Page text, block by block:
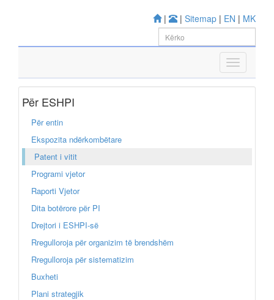
| | Sitemap | EN | MK
Për ESHPI
Për entin
Ekspozita ndërkombëtare
Patent i vitit
Programi vjetor
Raporti Vjetor
Dita botërore për PI
Drejtori i ESHPI-së
Rregulloroja për organizim të brendshëm
Rregulloroja për sistematizim
Buxheti
Plani strategjik